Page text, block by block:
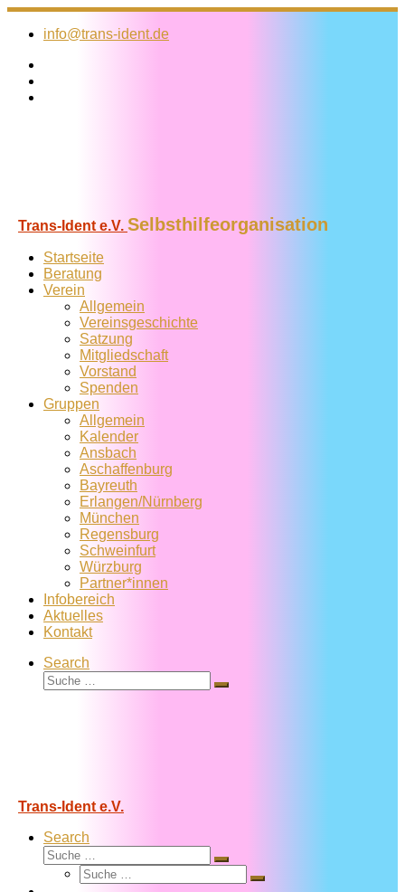
Zum
Inhalt
info@trans-ident.de
Trans-Ident e.V. Selbsthilfeorganisation
Startseite
Beratung
Verein
Allgemein
Vereins­geschichte
Satzung
Mitglied­schaft
Vorstand
Spenden
Gruppen
Allgemein
Kalender
Ansbach
Aschaffenburg
Bayreuth
Erlangen/Nürnberg
München
Regensburg
Schweinfurt
Würzburg
Partner*innen
Infobereich
Aktuelles
Kontakt
Search
Suche
Suche
Trans-Ident e.V.
Search
Suche
Suche
Suche
Suche